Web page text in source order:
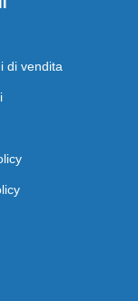
di vendita